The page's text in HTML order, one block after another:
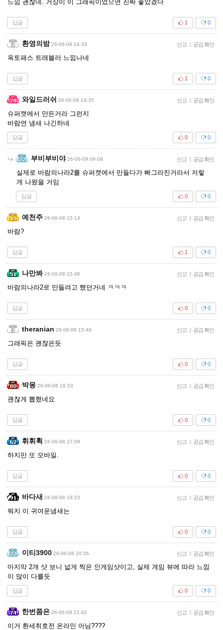
느낌 괜찮네. 거상이 이 그래픽이었으면 진짜 좋았겠다
답글 0
1
환영의밤 26-06-08 14:33 신고 | 공감 확인
옥토패스 트래블러 느낌나네
답글 0
1
와일드러쉬 26-06-08 14:35 신고 | 공감 확인
슈퍼캣에서 만든거라 그런지
바람연 냄새 나긴하네
답글 0
0
부비부비야 26-06-09 09:09 신고 | 공감 확인
실제로 바람의나라2를 슈퍼캣에서 만들다가 빠그라진거라서 저렇
게 나왔을 거임
답글 0
0
예천주 26-06-08 15:14 신고 | 공감 확인
바람?
답글 0
1
나만봐 26-06-08 15:46 신고 | 공감 확인
바람의나라2로 만들려고 했던거네 ㅋㅋㅋ
답글 0
0
theranian 26-06-08 15:48 신고 | 공감 확인
그래픽은 괜찮은듯
답글 0
0
박몽 26-06-08 16:53 신고 | 공감 확인
괜찮게 뽑혔네요
답글 0
0
휘휘휙 26-06-08 17:09 신고 | 공감 확인
하지만 또 모바일.
답글 0
0
바다새 26-06-08 19:23 신고 | 공감 확인
뭐지 이 귀여운냄새는
답글 0
0
이티3900 26-06-08 20:35 신고 | 공감 확인
마지막 2개 샷 보니 넓게 찍은 인게임샷이고, 실제 게임 뷰에 따라 느낌
이 많이 다를듯
답글 0
0
한번쯤은 26-06-08 21:42 신고 | 공감 확인
이거 환세취호전 온라인 아님????